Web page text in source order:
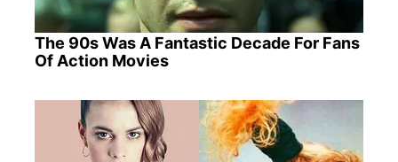
The 90s Was A Fantastic Decade For Fans
Of Action Movies